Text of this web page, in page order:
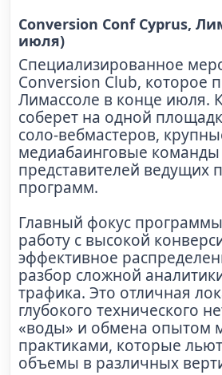
Conversion Conf Cyprus,
июля)
Специализированное
Conversion Club, которое
Лимассоле в конце июля.
соберет на одной
соло-вебмастеров,
медиабаинговые
представителей ведущих
программ.
Главный фокус
работу с высокой
эффективное
разбор сложной
трафика. Это отличная
глубокого технического
«воды» и обмена опытом
практиками, которые
объемы в различных